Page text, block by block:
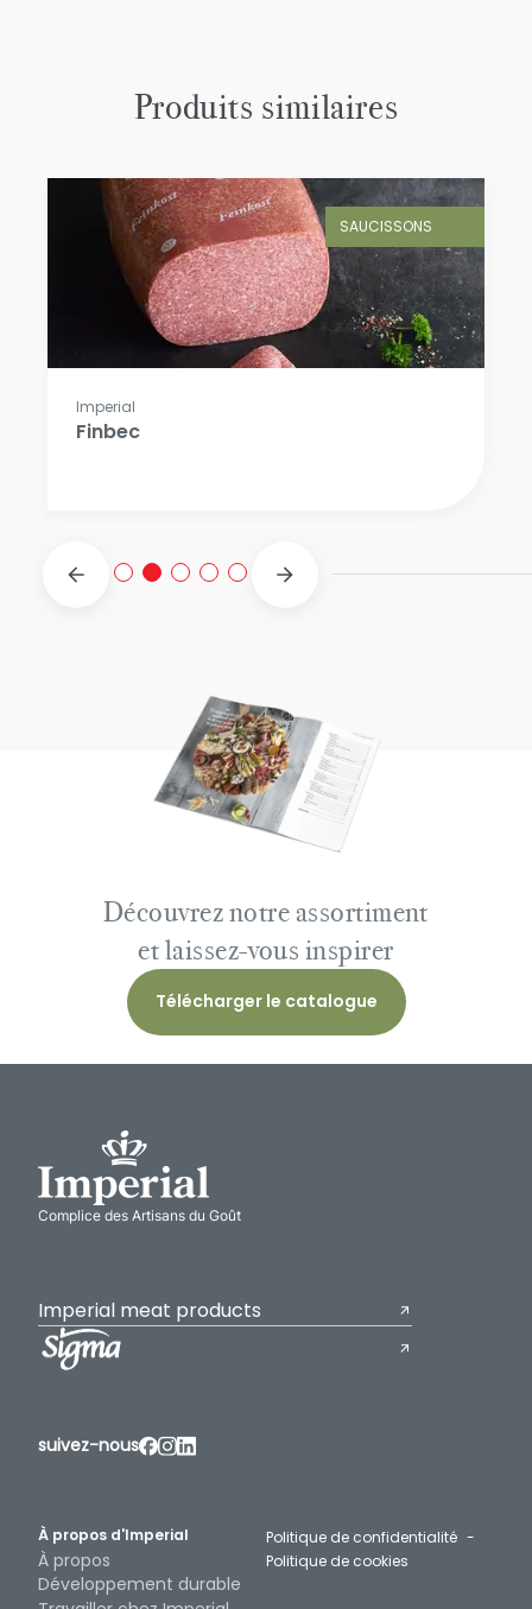
Produits similaires
SAUCISSONS
Imperial
Finbec
Découvrez notre assortiment
et laissez-vous inspirer
Télécharger le catalogue
Complice des Artisans du Goût
Imperial meat products
À propos d'Imperial
À propos
Développement durable
suivez-nous
Politique de confidentialité
Politique de cookies